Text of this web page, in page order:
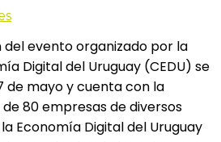
del evento organizado por la
Digital del Uruguay (CEDU) se
de mayo y cuenta con la
80 empresas de diversos
Economía Digital del Uruguay